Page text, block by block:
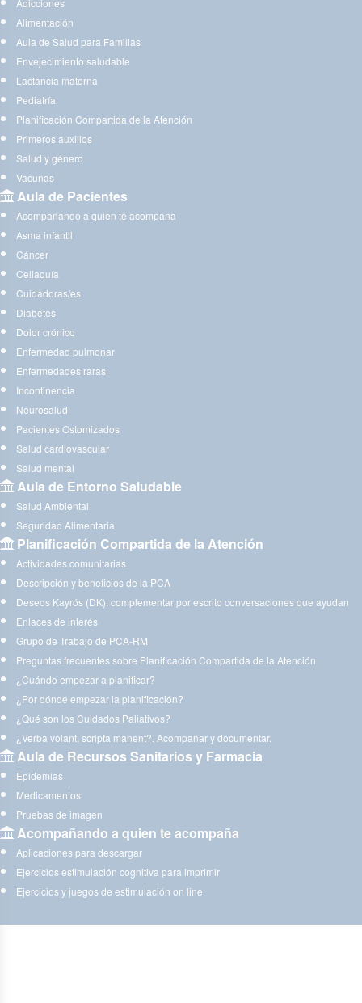
Adicciones
Alimentación
Aula de Salud para Familias
Envejecimiento saludable
Lactancia materna
Pediatría
Planificación Compartida de la Atención
Primeros auxilios
Salud y género
Vacunas
Aula de Pacientes
Acompañando a quien te acompaña
Asma infantil
Cáncer
Celiaquía
Cuidadoras/es
Diabetes
Dolor crónico
Enfermedad pulmonar
Enfermedades raras
Incontinencia
Neurosalud
Pacientes Ostomizados
Salud cardiovascular
Salud mental
Aula de Entorno Saludable
Salud Ambiental
Seguridad Alimentaria
Planificación Compartida de la Atención
Actividades comunitarias
Descripción y beneficios de la PCA
Deseos Kayrós (DK): complementar por escrito conversaciones que ayudan
Enlaces de interés
Grupo de Trabajo de PCA-RM
Preguntas frecuentes sobre Planificación Compartida de la Atención
¿Cuándo empezar a planificar?
¿Por dónde empezar la planificación?
¿Qué son los Cuidados Paliativos?
¿Verba volant, scripta manent?. Acompañar y documentar.
Aula de Recursos Sanitarios y Farmacia
Epidemias
Medicamentos
Pruebas de imagen
Acompañando a quien te acompaña
Aplicaciones para descargar
Ejercicios estimulación cognitiva para imprimir
Ejercicios y juegos de estimulación on line